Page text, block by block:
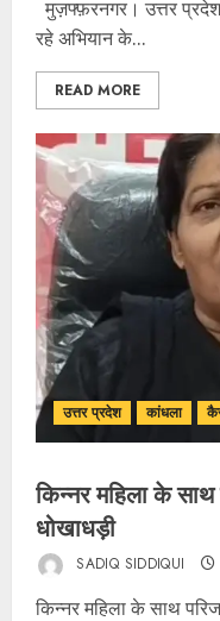
मुज़फ्फ़रनगर। उत्तर
रहे अभियान के...
READ MORE
उत्तर प्रदेश कांधला
किन्नर महिला के
धोखाधड़ी
SADIQ SIDDIQUI
किन्नर महिला के साथ